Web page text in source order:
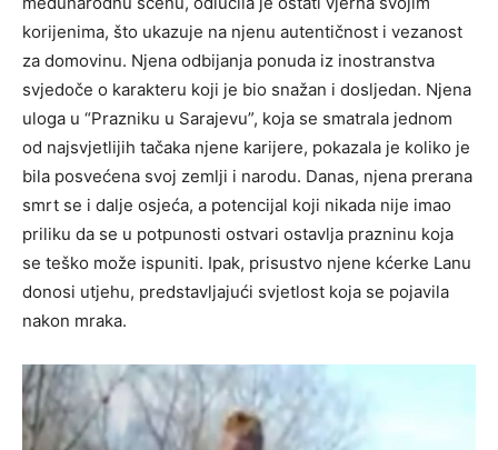
korijenima, što ukazuje na njenu autentičnost i vezanost
za domovinu. Njena odbijanja ponuda iz inostranstva
svjedoče o karakteru koji je bio snažan i dosljedan. Njena
uloga u “Prazniku u Sarajevu”, koja se smatrala jednom
od najsvjetlijih tačaka njene karijere, pokazala je koliko je
bila posvećena svoj zemlji i narodu. Danas, njena prerana
smrt se i dalje osjeća, a potencijal koji nikada nije imao
priliku da se u potpunosti ostvari ostavlja prazninu koja
se teško može ispuniti. Ipak, prisustvo njene kćerke Lanu
donosi utjehu, predstavljajući svjetlost koja se pojavila
nakon mraka.